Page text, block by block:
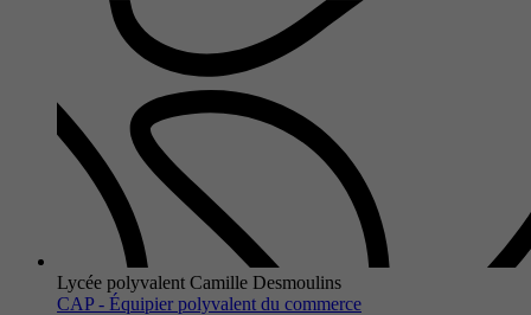
Lycée polyvalent Camille Desmoulins
CAP - Équipier polyvalent du commerce